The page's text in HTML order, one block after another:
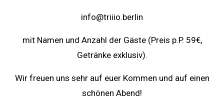
info@triiio.berlin
mit Namen und Anzahl der Gäste (Preis p.P. 59€,
Getränke exklusiv).
Wir freuen uns sehr auf euer Kommen und auf einen
schönen Abend!